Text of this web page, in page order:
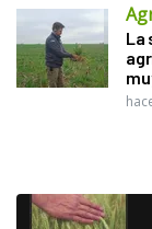
La